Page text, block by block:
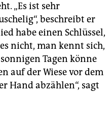
„Es ist sehr
beschreibt er
habe einen Schlüssel,
nicht, man kennt sich,
Tagen könne
auf der Wiese vor dem
Hand abzählen“, sagt